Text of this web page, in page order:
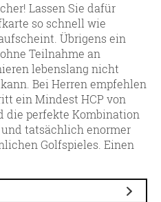
Lassen Sie dafür
so schnell wie
Übrigens ein
Teilnahme an
lebenslang nicht
Bei Herren empfehlen
ein Mindest HCP von
die perfekte Kombination
tatsächlich enormer
Golfspieles. Einen